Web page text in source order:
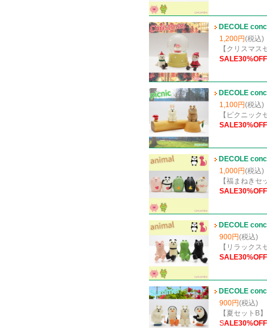
DECOLE
1,200円(税込)
【クリスマス
SALE30%OFF
DECOLE
1,100円(税込)
【ピクニック
SALE30%OFF
DECOLE
1,000円(税込)
【福まねきセ
SALE30%OFF
DECOLE
900円(税込)
【リラックス
SALE30%OFF
DECOLE
900円(税込)
【夏セットB】
SALE30%OFF